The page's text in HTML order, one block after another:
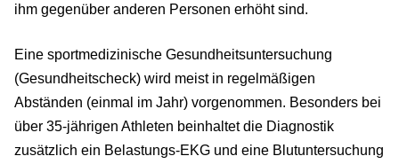
ihm gegenüber anderen Personen erhöht sind.
Eine sportmedizinische Gesundheitsuntersuchung
(Gesundheitscheck) wird meist in regelmäßigen
Abständen (einmal im Jahr) vorgenommen. Besonders bei
über 35-jährigen Athleten beinhaltet die Diagnostik
zusätzlich ein Belastungs-EKG und eine Blutuntersuchung